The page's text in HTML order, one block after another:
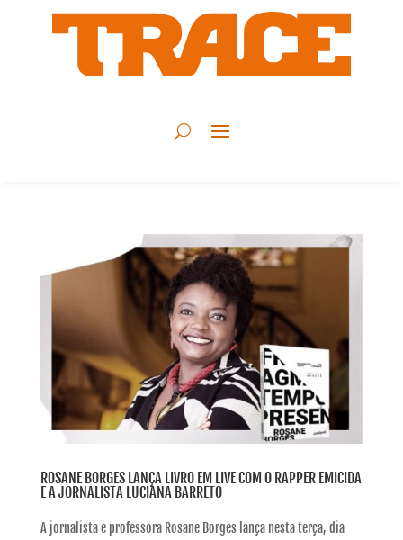
ROSANE BORGES LANÇA LIVRO EM LIVE COM O RAPPER EMICIDA
E A JORNALISTA LUCIANA BARRETO
A jornalista e professora Rosane Borges lança nesta terça, dia